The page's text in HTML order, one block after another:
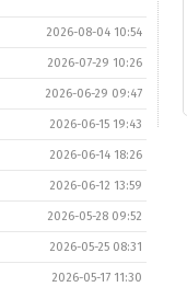
2026-08-04 10:54
2026-07-29 10:26
2026-06-29 09:47
2026-06-15 19:43
2026-06-14 18:26
2026-06-12 13:59
2026-05-28 09:52
2026-05-25 08:31
2026-05-17 11:30